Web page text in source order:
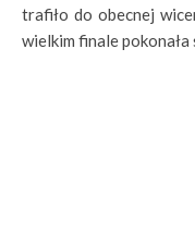
trafiło do obecnej
wielkim finale